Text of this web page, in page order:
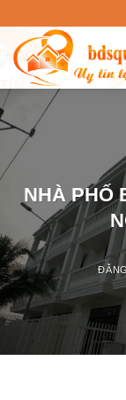
nội
dung
NHÀ PHỐ